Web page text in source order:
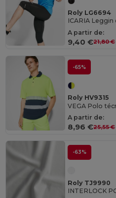
Roly LG6694
A partir de:
9,40 €21,80 €
-65%
Roly HV9315
A partir de:
8,96 €25,55 €
-63%
Roly TJ9990